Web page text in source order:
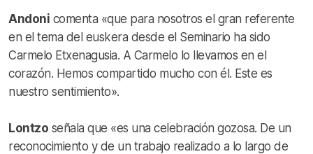
Andoni comenta «que para nosotros el gran referente
en el tema del euskera desde el Seminario ha sido
Carmelo Etxenagusia. A Carmelo lo llevamos en el
corazón. Hemos compartido mucho con él. Este es
nuestro sentimiento».
Lontzo señala que «es una celebración gozosa. De un
reconocimiento y de un trabajo realizado a lo largo de